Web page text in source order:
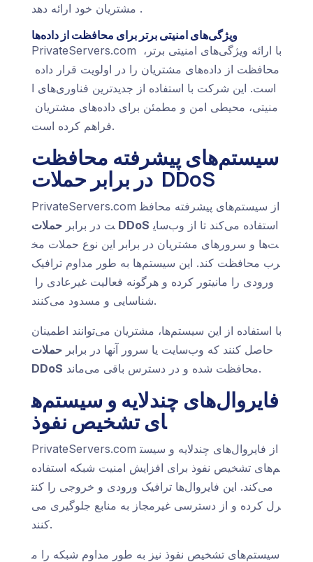
مشتریان خود ارائه دهد.
ویژگی‌های امنیتی برتر برای محافظت از داده‌ها
PrivateServers.com با ارائه ویژگی‌های امنیتی برتر،
محافظت از داده‌های مشتریان را در اولویت قرار داده
است. این شرکت با استفاده از جدیدترین فناوری‌های ا
منیتی، محیطی امن و مطمئن برای داده‌های مشتریان
فراهم کرده است.
سیستم‌های پیشرفته محافظت
در برابر حملات DDoS
PrivateServers.com از سیستم‌های پیشرفته محافظ
ت در برابرحملات DDoS
ت‌ها و سرورهای مشتریان در برابر این نوع حملات مخ
رب محافظت کند. این سیستم‌ها به طور مداوم ترافیک
ورودی را مانیتور کرده و هرگونه فعالیت غیرعادی را
شناسایی و مسدود می‌کنند.
با استفاده از این سیستم‌ها، مشتریان می‌توانند اطمینان
حاصل کنند که وب‌سایت یا سرور آنها در برابرحملات
DDoS
محافظت شده و در دسترس باقی می‌ماند.
فایروال‌های چندلایه و سیستم‌ه
ای تشخیص نفوذ
PrivateServers.com از فایروال‌های چندلایه و سیست
م‌های تشخیص نفوذ برای افزایش امنیت شبکه استفاده
می‌کند. این فایروال‌ها ترافیک ورودی و خروجی را کنت
رل کرده و از دسترسی غیرمجاز به منابع جلوگیری می‌
کنند.
سیستم‌های تشخیص نفوذ نیز به طور مداوم شبکه را م